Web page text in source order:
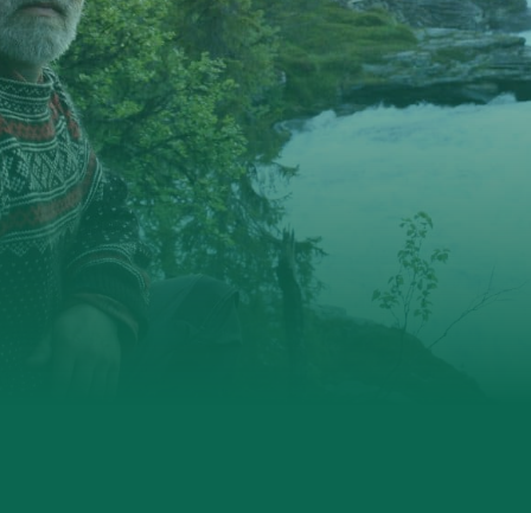
Ørsta og Volda
Rauma
Tingvoll